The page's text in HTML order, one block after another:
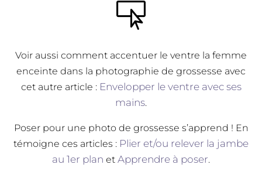

Voir aussi comment accentuer le ventre la femme
enceinte dans la photographie de grossesse avec
cet autre article : Envelopper le ventre avec ses
mains.
Poser pour une photo de grossesse s’apprend ! En
témoigne ces articles : Plier et/ou relever la jambe
au 1er plan et Apprendre à poser.